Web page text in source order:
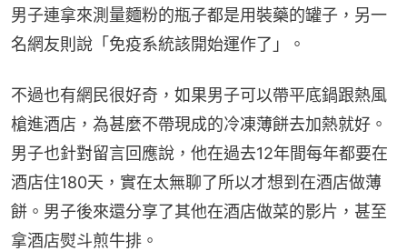
男子連拿來測量麵粉的瓶子都是用裝藥的罐子，另一
名網友則說「免疫系統該開始運作了」。
不過也有網民很好奇，如果男子可以帶平底鍋跟熱風
槍進酒店，為甚麼不帶現成的冷凍薄餅去加熱就好。
男子也針對留言回應說，他在過去12年間每年都要在
酒店住180天，實在太無聊了所以才想到在酒店做薄
餅。男子後來還分享了其他在酒店做菜的影片，甚至
拿酒店熨斗煎牛排。